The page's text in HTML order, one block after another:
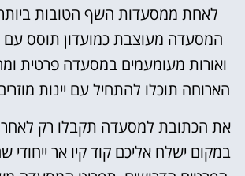
לאחת ממסעדות השף הטובות
המסעדה מעוצבת כמועדון תוסס עם
ואורות מעומעמים במסעדה פרטית
הארוחה תוכלו להתחיל עם יינות
את הכתובת למסעדה תקבלו רק
במקום ישלח אליכם קוד קיו אר